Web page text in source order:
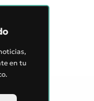
en tu